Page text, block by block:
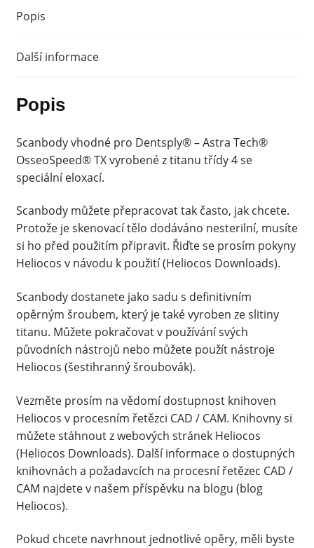
Popis
Další informace
Popis
Scanbody vhodné pro Dentsply® – Astra Tech®
OsseoSpeed® TX vyrobené z titanu třídy 4 se
speciální eloxací.
Scanbody můžete přepracovat tak často, jak chcete.
Protože je skenovací tělo dodáváno nesterilní, musíte
si ho před použitím připravit. Řiďte se prosím pokyny
Heliocos v návodu k použití (Heliocos Downloads).
Scanbody dostanete jako sadu s definitivním
opěrným šroubem, který je také vyroben ze slitiny
titanu. Můžete pokračovat v používání svých
původních nástrojů nebo můžete použít nástroje
Heliocos (šestihranný šroubovák).
Vezměte prosím na vědomí dostupnost knihoven
Heliocos v procesním řetězci CAD / CAM. Knihovny si
můžete stáhnout z webových stránek Heliocos
(Heliocos Downloads). Další informace o dostupných
knihovnách a požadavcích na procesní řetězec CAD /
CAM najdete v našem příspěvku na blogu (blog
Heliocos).
Pokud chcete navrhnout jednotlivé opěry, měli byste